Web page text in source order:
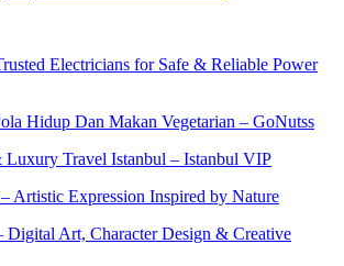
Electricians for Safe & Reliable Power
Hidup Dan Makan Vegetarian – GoNutss
Luxury Travel Istanbul – Istanbul VIP
Artistic Expression Inspired by Nature
Digital Art, Character Design & Creative